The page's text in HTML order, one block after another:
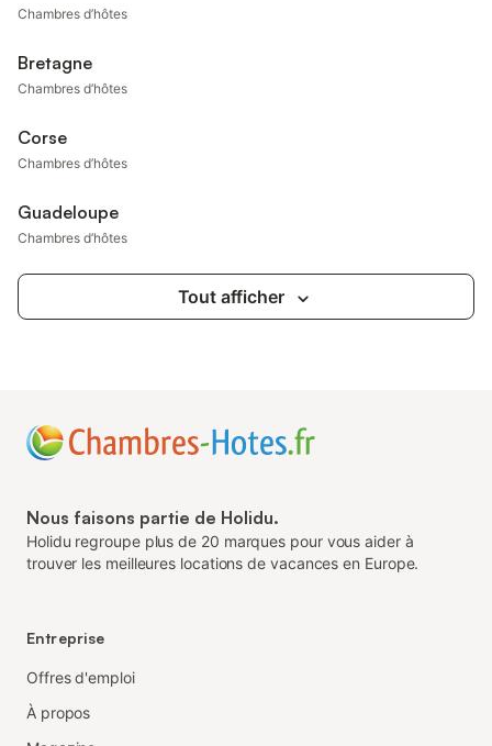
Chambres d’hôtes
Bretagne
Chambres d’hôtes
Corse
Chambres d’hôtes
Guadeloupe
Chambres d’hôtes
Tout afficher
Nous faisons partie de Holidu.
Holidu regroupe plus de 20 marques pour vous aider à
trouver les meilleures locations de vacances en Europe.
Entreprise
Offres d'emploi
À propos